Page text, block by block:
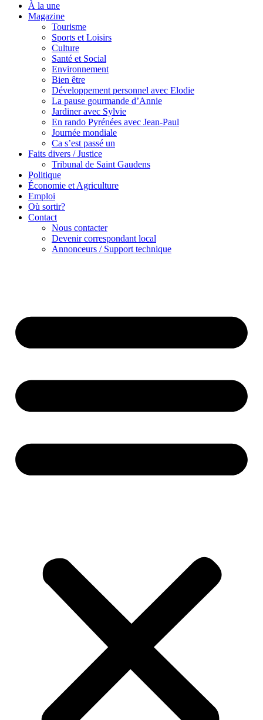
À la une
Magazine
Tourisme
Sports et Loisirs
Culture
Santé et Social
Environnement
Bien être
Développement personnel avec Elodie
La pause gourmande d’Annie
Jardiner avec Sylvie
En rando Pyrénées avec Jean-Paul
Journée mondiale
Ca s’est passé un
Faits divers / Justice
Tribunal de Saint Gaudens
Politique
Économie et Agriculture
Emploi
Où sortir?
Contact
Nous contacter
Devenir correspondant local
Annonceurs / Support technique